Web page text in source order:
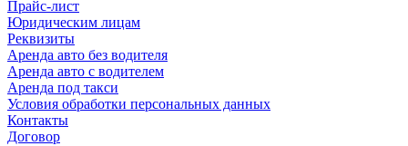
Прайс-лист
Юридическим лицам
Реквизиты
Аренда авто без водителя
Аренда авто с водителем
Аренда под такси
Условия обработки персональных данных
Контакты
Договор